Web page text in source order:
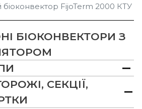
FijoTerm 2000 КТУ
БІОКОНВЕКТОРИ З
СЕКЦІЇ,